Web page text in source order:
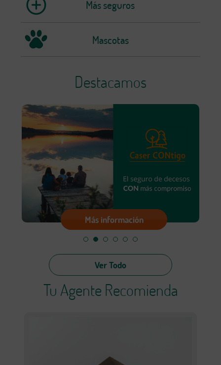
Más seguros
Mascotas
Destacamos
Más información
Ver Todo
Tu Agente Recomienda